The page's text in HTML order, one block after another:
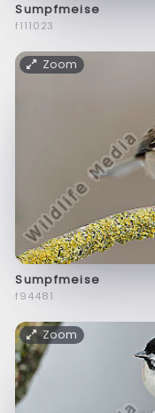
Sumpfmeise
f111023
Zoom
Sumpfmeise
f94481
Zoom